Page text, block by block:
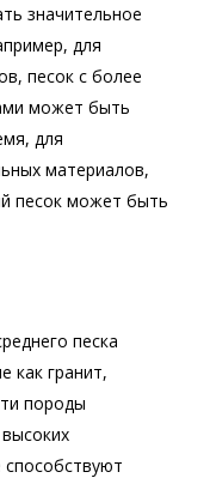
значительное
для
песок с более
может быть
для
материалов,
песок может быть
песка
как гранит,
породы